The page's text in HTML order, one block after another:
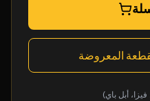
المعروضة
أبل باي)